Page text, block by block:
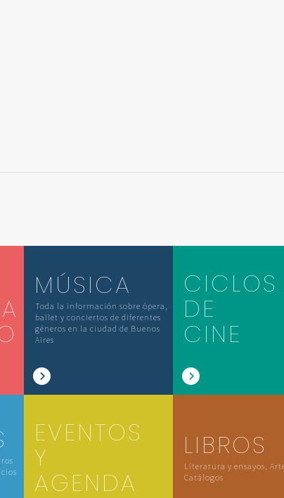
MÚSICA
Toda la información sobre ópera,
ballet y conciertos de diferentes
géneros en la ciudad de Buenos
Aires
CICLOS
DE
CINE
EVENTOS
Y
AGENDA
LIBROS
Literatura y ensayos,
Catálogos